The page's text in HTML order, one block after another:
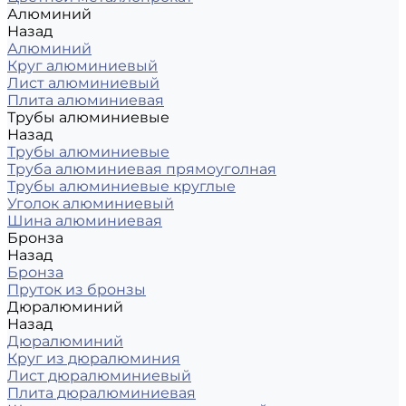
Алюминий
Назад
Алюминий
Круг алюминиевый
Лист алюминиевый
Плита алюминиевая
Трубы алюминиевые
Назад
Трубы алюминиевые
Труба алюминиевая прямоуголная
Трубы алюминиевые круглые
Уголок алюминиевый
Шина алюминиевая
Бронза
Назад
Бронза
Пруток из бронзы
Дюралюминий
Назад
Дюралюминий
Круг из дюралюминия
Лист дюралюминиевый
Плита дюралюминиевая